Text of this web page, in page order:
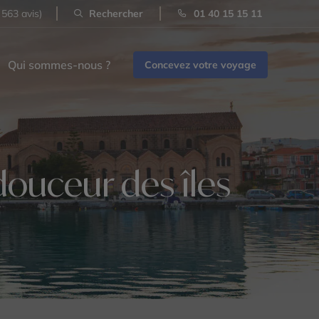
avis) Rechercher 01 40 15 15 11
Qui sommes-nous ? Concevez votre voyage
des îles